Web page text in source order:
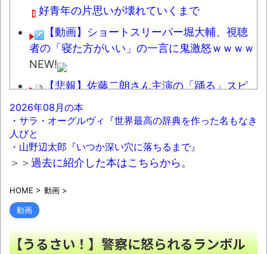
好青年の片思いが壊れていくまで
【動画】ショートスリーパー堀大輔、視聴
者の「寝た方がいい」の一言に鬼激怒ｗｗｗｗ
NEW!
【悲報】佐藤二朗さん主演の「踊る」スピ
ンオフ作品、結局撮影中止が決定
wwwwwwwwwwwwNEW!
Z世代「遅刻した時に怒ってくる上司は無
能。過ぎた事ネチネチ言っても前に進まない」
NEW!
人生終わってる派遣社員だけどこれからど
う生きていくべきかな？
「アニソンで全力で盆踊りして盛り上がる
日本人たち。伝統もオタクもこの熱量、素晴ら
2026年08月の本
・サラ・オーグルヴィ『世界最高の辞典を作った名もなき
人びと
・山野辺太郎『いつか深い穴に落ちるまで』
＞＞過去に紹介した本はこちらから。
HOME > 動画 >
動画
【うるさい！】警察に怒られるランボル